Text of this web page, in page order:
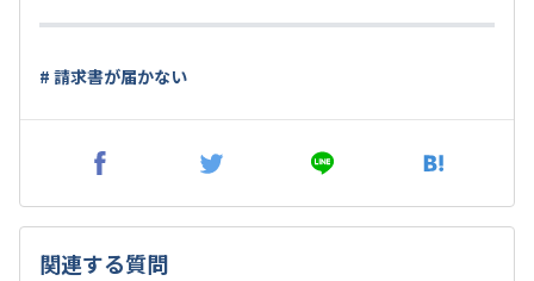
# 請求書が届かない
関連する質問